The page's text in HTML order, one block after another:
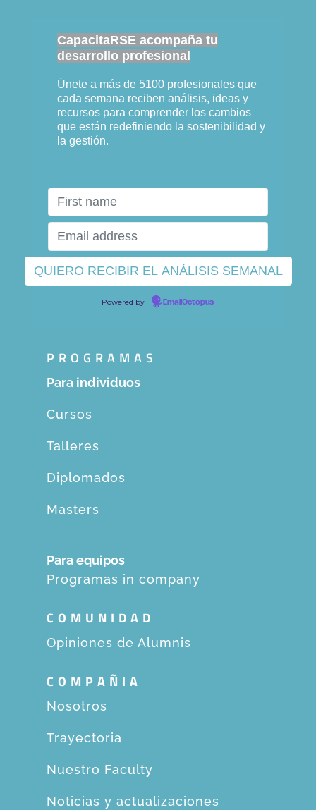
CapacitaRSE acompaña tu
desarrollo profesional
Únete a más de 5100 profesionales que
cada semana reciben análisis, ideas y
recursos para comprender los cambios
que están redefiniendo la sostenibilidad y
la gestión.
Powered by EmailOctopus
PROGRAMAS
Para individuos
Cursos
Talleres
Diplomados
Masters
Para equipos
Programas in company
COMUNIDAD
Opiniones de Alumnis
COMPAÑIA
Nosotros
Trayectoria
Nuestro Faculty
Noticias y actualizaciones